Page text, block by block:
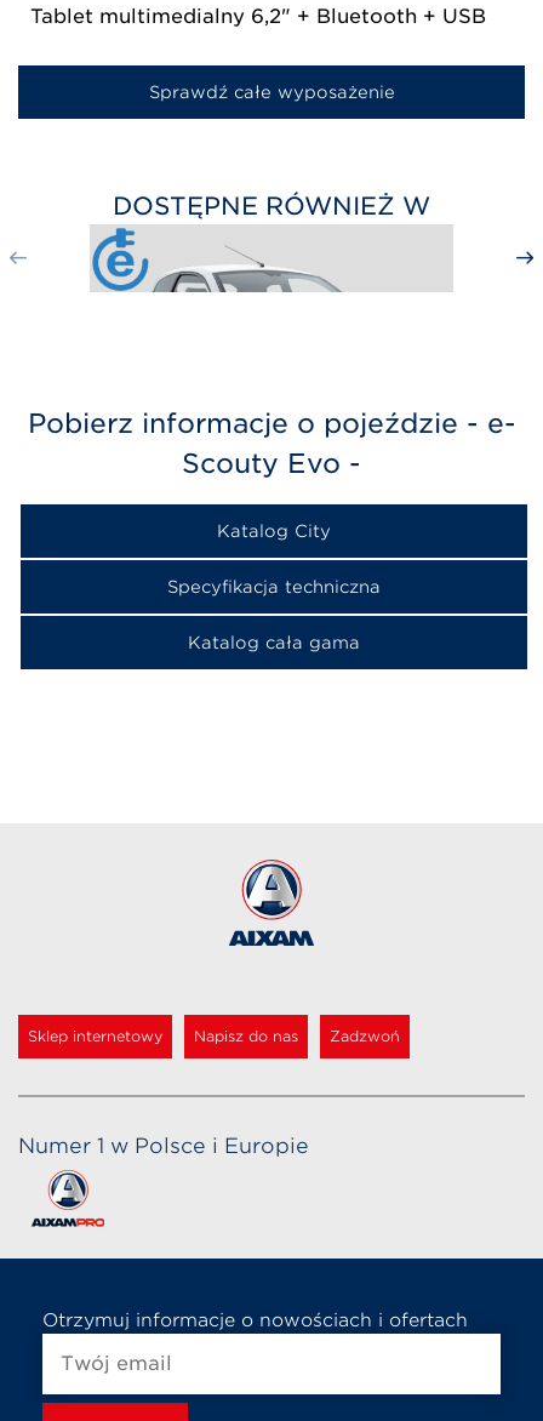
Tablet multimedialny 6,2" + Bluetooth + USB
Sprawdź całe wyposażenie
DOSTĘPNE RÓWNIEŻ W
od 70 700PLN
Pobierz informacje o pojeździe - e-
Scouty Evo -
Katalog City
Specyfikacja techniczna
Katalog cała gama
Sklep internetowy Napisz do nas Zadzwoń
Numer 1 w Polsce i Europie
Otrzymuj informacje o nowościach i ofertach